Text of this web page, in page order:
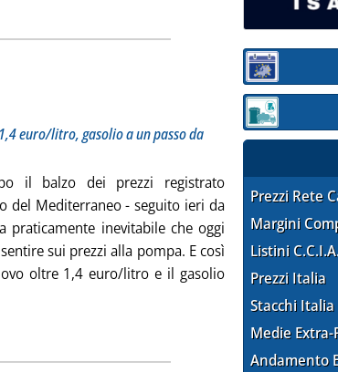
Eni: +2 centesimi su entrambi i prodotti. Benzina sopra 1,4 euro/
euro/litro, gasolio a un passo da
il balzo dei prezzi registrato
del Mediterraneo - seguito ieri da
praticamente inevitabile che oggi
sui prezzi alla pompa. E così
oltre 1,4 euro/litro e il gasolio
la notizia: 'Carburanti, tornano i rialzi'
Sezione:
Sezione:
Prezzi Rete
Margini
Listini
Prezzi Italia
Stacchi Italia
Medie Extra-
Andamento